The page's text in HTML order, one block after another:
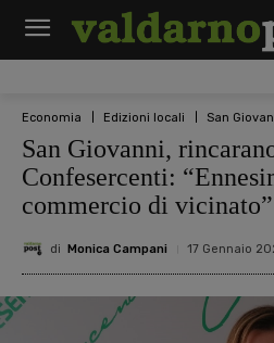
Economia Edizioni locali San
San Giovanni,
Confesercenti:
commercio di vicinato”
di Monica Campani 17 Gennaio